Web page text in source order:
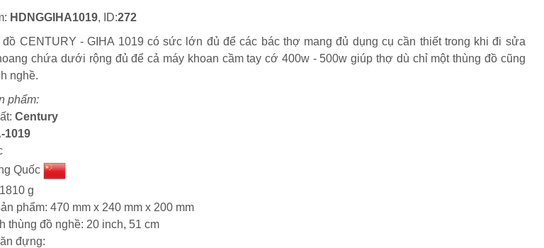
HDNGGIHA1019, ID:272
CENTURY - GIHA 1019 có sức lớn đủ để các bác thợ mang đủ dụng cụ cần thiết trong khi đi sửa
chứa dưới rộng đủ để cả máy khoan cầm tay cớ 400w - 500w giúp thợ dù chỉ một thùng đồ cũng
nghề.
phẩm:
Century
1019
Quốc
g
phẩm: 470 mm x 240 mm x 200 mm
thùng đồ nghề: 20 inch, 51 cm
đựng: